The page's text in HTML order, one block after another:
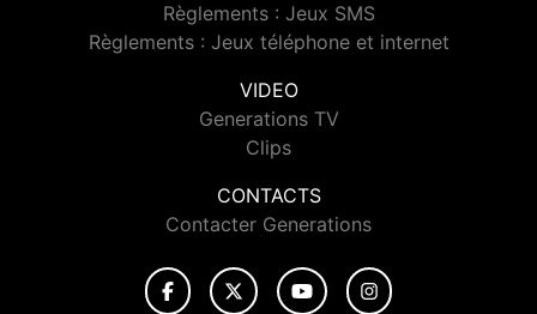
Règlements : Jeux SMS
Règlements : Jeux téléphone et internet
VIDEO
Generations TV
Clips
CONTACTS
Contacter Generations